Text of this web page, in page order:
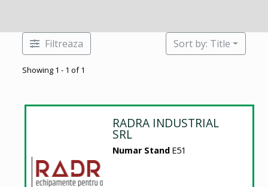
Filtreaza
Showing 1 - 1 of 1
Sort by: Title
RADRA INDUSTRIAL
SRL
Numar Stand E51